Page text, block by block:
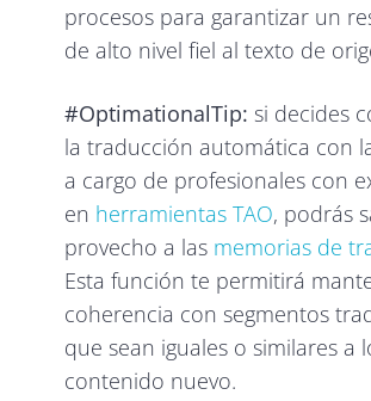
procesos para garantizar un
de alto nivel fiel al texto de
#OptimationalTip: si decides
la traducción automática con
a cargo de profesionales con
en herramientas TAO, podrás
provecho a las memorias de
Esta función te permitirá
coherencia con segmentos
que sean iguales o similares a
contenido nuevo.